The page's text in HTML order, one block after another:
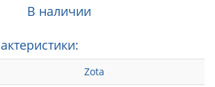
В наличии
Zota